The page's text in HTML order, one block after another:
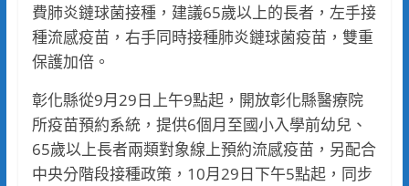
費肺炎鏈球菌接種，建議65歲以上的長者，左手接
種流感疫苗，右手同時接種肺炎鏈球菌疫苗，雙重
保護加倍。
彰化縣從9月29日上午9點起，開放彰化縣醫療院
所疫苗預約系統，提供6個月至國小入學前幼兒、
65歲以上長者兩類對象線上預約流感疫苗，另配合
中央分階段接種政策，10月29日下午5點起，同步